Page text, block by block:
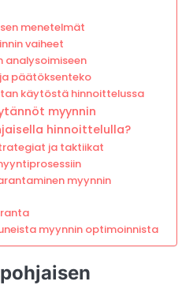
menetelmät
vaiheet
analysoimiseen
päätöksenteko
käytöstä hinnoittelussa
myynnin
hinnoittelulla?
ja taktiikat
myynnin
myynnin optimoinnista